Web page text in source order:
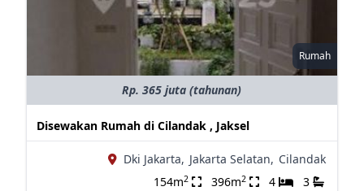
Rumah
Rp. 365 juta (tahunan)
Disewakan Rumah di Cilandak , Jaksel
Dki Jakarta, Jakarta Selatan, Cilandak
154m2 396m2 4 3